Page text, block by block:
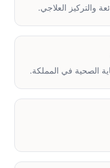
والتركيز العلاجي.
الصحية في المملكة.